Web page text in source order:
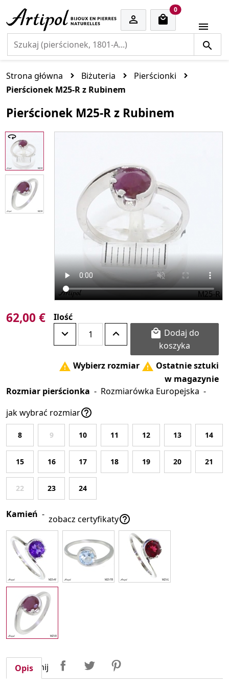

0cart items

Strona główna Biżuteria
Pierścionki
Pierścionek M25-R z Rubinem
Pierścionek M25-R z Rubinem
62,00 € Ilość

koszyka
 Wybierz rozmiar  Ostatnie sztuki
w magazynie
Rozmiar pierścionka - Rozmiarówka Europejska -
jak wybrać rozmiar
8 9 10 11 12 13 14
15 16 17 18 19 20 21
22 23 24
Kamień - zobacz certyfikaty
Udostępnij UdostępnijTweetuj
Opis